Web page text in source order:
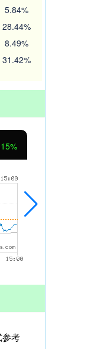
5.84%
28.44%
8.49%
31.42%
参考